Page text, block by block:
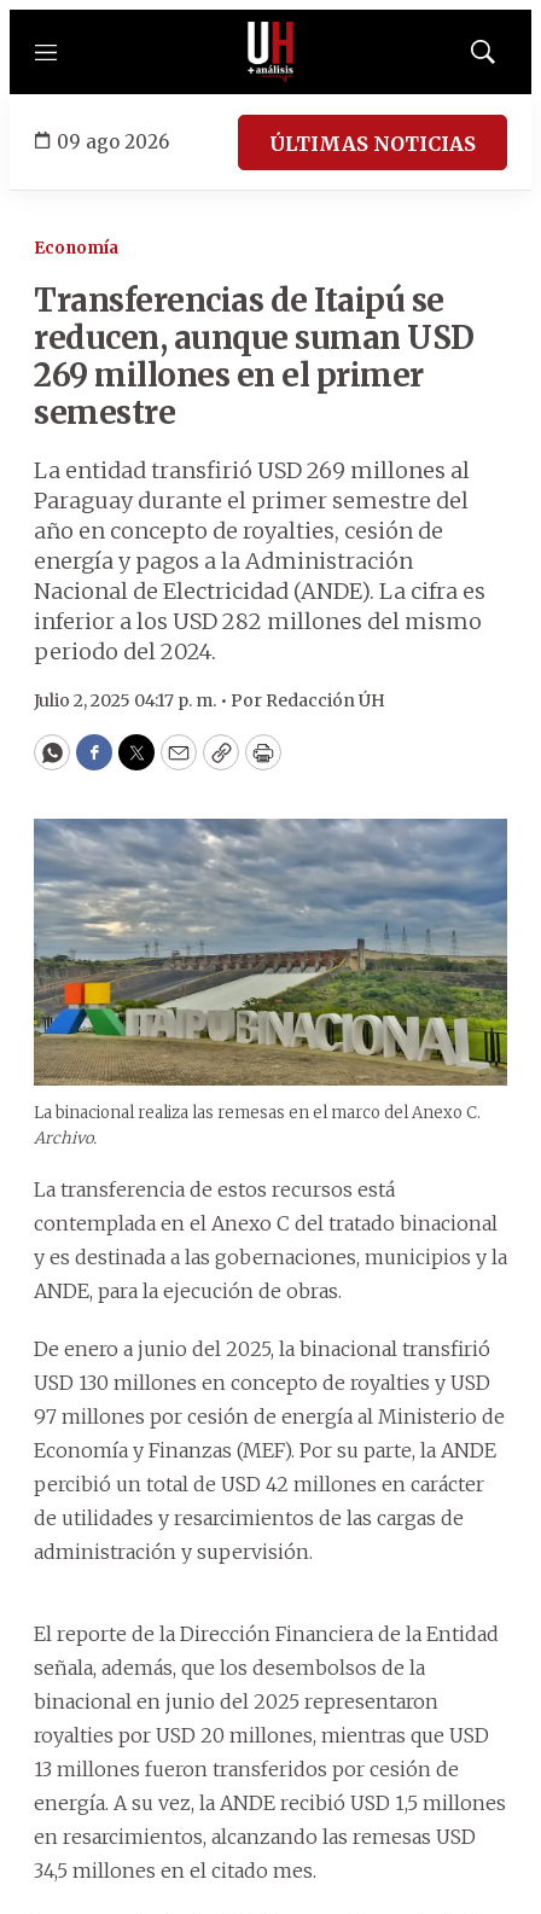
Menú
Mostrar
09 ago 2026 ÚLTIMAS NOTICIAS
Economía
Transferencias de Itaipú se
reducen, aunque suman USD
269 millones en el primer
semestre
La entidad transfirió USD 269 millones al
Paraguay durante el primer semestre del
año en concepto de royalties, cesión de
energía y pagos a la Administración
Nacional de Electricidad (ANDE). La cifra es
inferior a los USD 282 millones del mismo
periodo del 2024.
Julio 2, 2025 04:17 p. m. • Por Redacción ÚH
WhatsApp
Facebook
Twitter
EmailCopyPrint
La binacional realiza las remesas en el marco del Anexo C.
Archivo.
La transferencia de estos recursos está
contemplada en el Anexo C del tratado binacional
y es destinada a las gobernaciones, municipios y la
ANDE, para la ejecución de obras.
De enero a junio del 2025, la binacional transfirió
USD 130 millones en concepto de royalties y USD
97 millones por cesión de energía al Ministerio de
Economía y Finanzas (MEF). Por su parte, la ANDE
percibió un total de USD 42 millones en carácter
de utilidades y resarcimientos de las cargas de
administración y supervisión.
El reporte de la Dirección Financiera de la Entidad
señala, además, que los desembolsos de la
binacional en junio del 2025 representaron
royalties por USD 20 millones, mientras que USD
13 millones fueron transferidos por cesión de
energía. A su vez, la ANDE recibió USD 1,5 millones
en resarcimientos, alcanzando las remesas USD
34,5 millones en el citado mes.